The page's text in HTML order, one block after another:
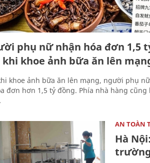
phụ nữ nhận hóa đơn 1,5
khi khoe ảnh bữa ăn lên
khoe ảnh bữa ăn lên mạng, người phụ
đơn hơn 1,5 tỷ đồng. Phía nhà hàng cũng
AN TOÀN
Hà